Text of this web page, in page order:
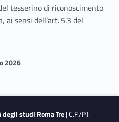
tesserino di riconoscimento
ai sensi dell’art. 5.3 del
2026
studi Roma Tre| C.F./P.I.